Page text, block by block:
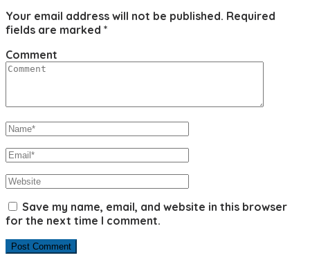
Your email address will not be published. Required
fields are marked *
Comment
Save my name, email, and website in this browser
for the next time I comment.